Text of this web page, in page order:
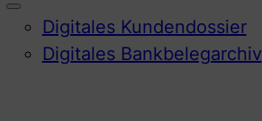
Digitales Kundendossier
Digitales Bankbelegarchiv